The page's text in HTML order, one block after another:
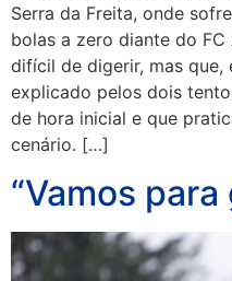
Serra da Freita, onde
bolas a zero diante do
difícil de digerir, mas
explicado pelos dois
de hora inicial e que
cenário. […]
“Vamos para